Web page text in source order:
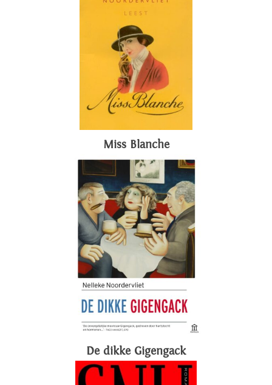
Miss Blanche
De dikke Gigengack